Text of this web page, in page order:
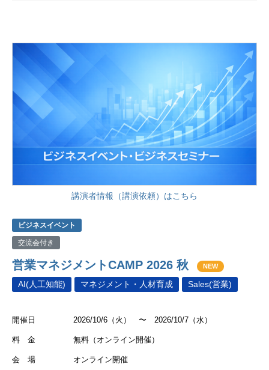
講演者情報（講演依頼）はこちら
ビジネスイベント
交流会付き
営業マネジメントCAMP 2026 秋 NEW
AI(人工知能) マネジメント・人材育成 Sales(営業)
開催日 2026/10/6（火） 〜 2026/10/7（水）
料 金 無料（オンライン開催）
会 場 オンライン開催